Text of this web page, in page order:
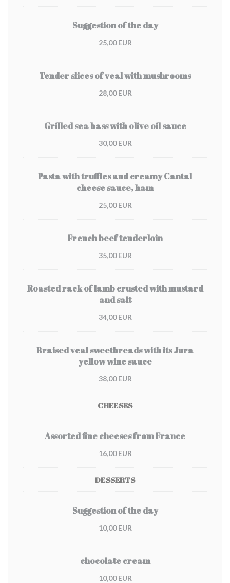
Suggestion of the day
25,00 EUR
Tender slices of veal with mushrooms
28,00 EUR
Grilled sea bass with olive oil sauce
30,00 EUR
Pasta with truffles and creamy Cantal
cheese sauce, ham
25,00 EUR
French beef tenderloin
35,00 EUR
Roasted rack of lamb crusted with mustard
and salt
34,00 EUR
Braised veal sweetbreads with its Jura
yellow wine sauce
38,00 EUR
CHEESES
Assorted fine cheeses from France
16,00 EUR
DESSERTS
Suggestion of the day
10,00 EUR
chocolate cream
10,00 EUR